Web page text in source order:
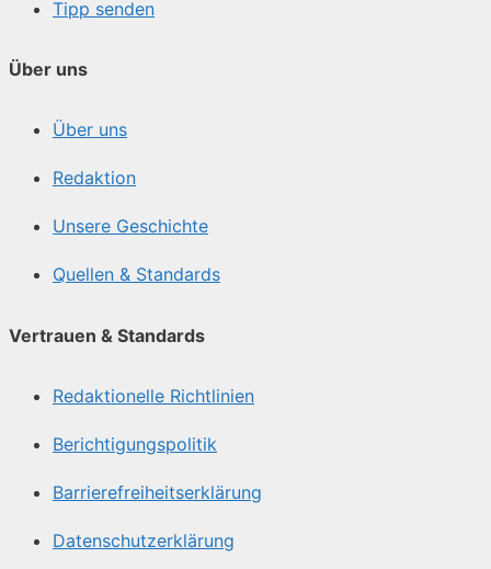
Tipp senden
Über uns
Über uns
Redaktion
Unsere Geschichte
Quellen & Standards
Vertrauen & Standards
Redaktionelle Richtlinien
Berichtigungspolitik
Barrierefreiheitserklärung
Datenschutzerklärung